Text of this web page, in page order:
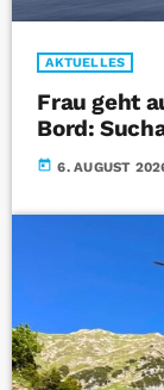
AKTUELLES
Frau geht
Bord:
today 6. AUGUST